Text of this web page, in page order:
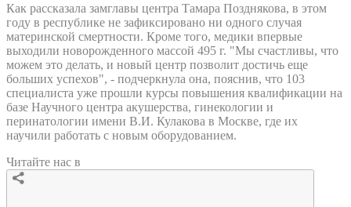
Как рассказала замглавы центра Тамара Позднякова, в этом
году в республике не зафиксировано ни одного случая
материнской смертности. Кроме того, медики впервые
выходили новорожденного массой 495 г. "Мы счастливы, что
можем это делать, и новый центр позволит достичь еще
больших успехов", - подчеркнула она, пояснив, что 103
специалиста уже прошли курсы повышения квалификации на
базе Научного центра акушерства, гинекологии и
перинатологии имени В.И. Кулакова в Москве, где их
научили работать с новым оборудованием.
Читайте нас в